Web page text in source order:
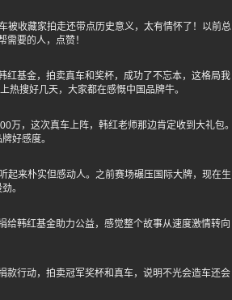
被收藏家拍走还带点历史意义，太有情怀了！以前总
要的人，点赞！
红基金，拍卖真车和奖杯，成功了不忘本，这格局我
热搜好几天，大家都在感慨中国品牌牛。
万，这次真车上阵，韩红老师那边肯定收到大礼包。
好感度。
起来朴实但感动人。之前赛场碾压国际大牌，现在生
。
韩红基金助力公益，感觉整个故事从速度激情转向
款行动，拍卖冠军奖杯和真车，说明不光会造车还会